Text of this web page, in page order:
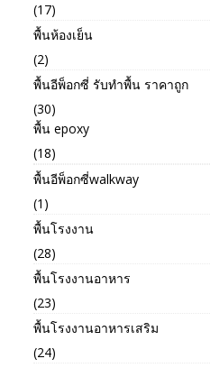
(17)
พื้นห้องเย็น
(2)
พื้นอีพ็อกซี่ รับทำพื้น ราคาถูก
(30)
พื้น epoxy
(18)
พื้นอีพ็อกซี่walkway
(1)
พื้นโรงงาน
(28)
พื้นโรงงานอาหาร
(23)
พื้นโรงงานอาหารเสริม
(24)